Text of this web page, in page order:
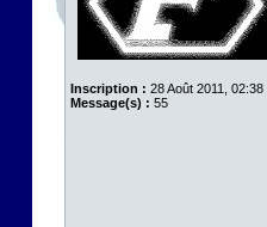
Inscription : 28 Août 2011, 02:38
Message(s) : 55